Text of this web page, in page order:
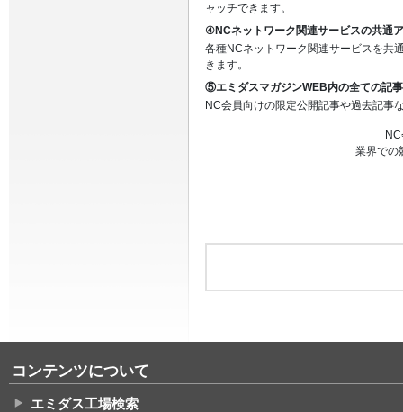
ャッチできます。
④NCネットワーク関連サービスの共通
各種NCネットワーク関連サービスを共
きます。
⑤エミダスマガジンWEB内の全ての記
NC会員向けの限定公開記事や過去記事
業界での
コンテンツについて
エミダス工場検索